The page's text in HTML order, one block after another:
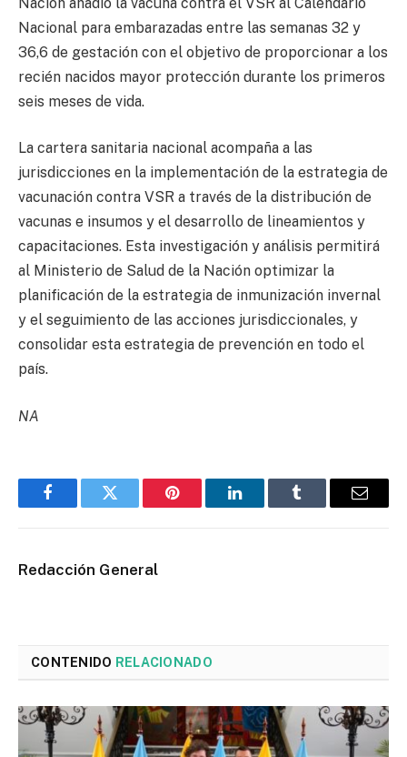
Nacional para embarazadas entre las semanas 32 y
36,6 de gestación con el objetivo de proporcionar a los
recién nacidos mayor protección durante los primeros
seis meses de vida.
La cartera sanitaria nacional acompaña a las
jurisdicciones en la implementación de la estrategia de
vacunación contra VSR a través de la distribución de
vacunas e insumos y el desarrollo de lineamientos y
capacitaciones. Esta investigación y análisis permitirá
al Ministerio de Salud de la Nación optimizar la
planificación de la estrategia de inmunización invernal
y el seguimiento de las acciones jurisdiccionales, y
consolidar esta estrategia de prevención en todo el
país.
NA
FacebookTwitter Pinterest LinkedInTumblr Email
Redacción General
CONTENIDO RELACIONADO